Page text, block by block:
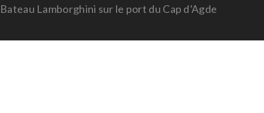
Bateau Lamborghini sur le port du Cap d’Agde